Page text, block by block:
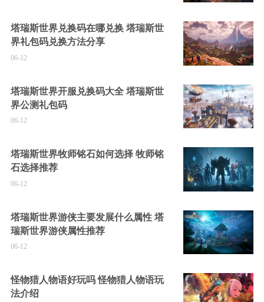
塔瑞斯世界兑换码在哪兑换 塔瑞斯世
界礼包码兑换方法分享
06-12
塔瑞斯世界开服兑换码大全 塔瑞斯世
界公测礼包码
06-12
塔瑞斯世界牧师铭石如何选择 牧师铭
石选择推荐
06-12
塔瑞斯世界游侠主要发展什么属性 塔
瑞斯世界游侠属性推荐
06-12
怪物猎人物语好玩吗 怪物猎人物语玩
法介绍